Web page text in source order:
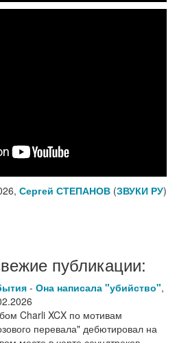
Сергей СТЕПАНОВ (ЗВУКИ РУ)
публикации:
- Она написала "убийство",
Charli XCX по мотивам
перевала" дебютировал на